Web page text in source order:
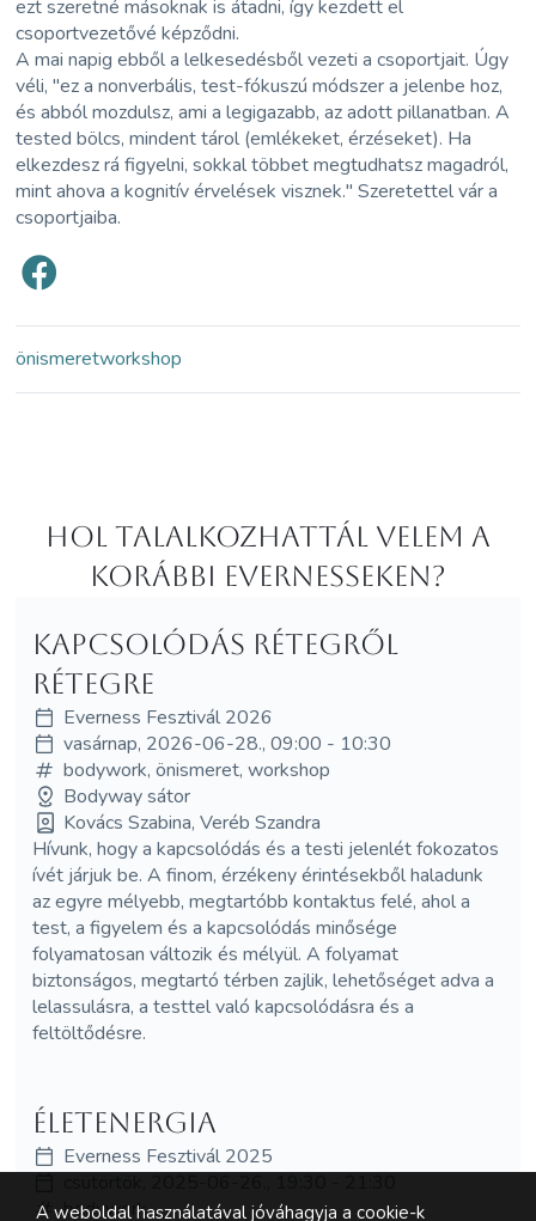
ezt szeretné másoknak is átadni, így kezdett el
csoportvezetővé képződni.
A mai napig ebből a lelkesedésből vezeti a csoportjait. Úgy
véli, "ez a nonverbális, test-fókuszú módszer a jelenbe hoz,
és abból mozdulsz, ami a legigazabb, az adott pillanatban. A
tested bölcs, mindent tárol (emlékeket, érzéseket). Ha
elkezdesz rá figyelni, sokkal többet megtudhatsz magadról,
mint ahova a kognitív érvelések visznek." Szeretettel vár a
csoportjaiba.
önismeretworkshop
Hol Talalkozhattál velem a
korábbi Evernesseken?
Kapcsolódás rétegről
rétegre
Everness Fesztivál 2026
vasárnap, 2026-06-28., 09:00 - 10:30
bodywork, önismeret, workshop
Bodyway sátor
Kovács Szabina, Veréb Szandra
Hívunk, hogy a kapcsolódás és a testi jelenlét fokozatos
ívét járjuk be. A finom, érzékeny érintésekből haladunk
az egyre mélyebb, megtartóbb kontaktus felé, ahol a
test, a figyelem és a kapcsolódás minősége
folyamatosan változik és mélyül. A folyamat
biztonságos, megtartó térben zajlik, lehetőséget adva a
lelassulásra, a testtel való kapcsolódásra és a
feltöltődésre.
Életenergia
Everness Fesztivál 2025
bodywork
A weboldal használatával jóváhagyja a cookie-k